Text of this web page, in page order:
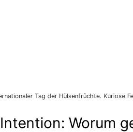
Tag der Hülsenfrüchte. Kuriose
Worum